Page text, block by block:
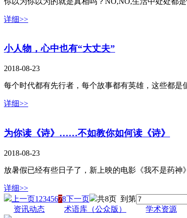
详细>>
小人物，心中也有“大丈夫”
2018-08-23
每个时代都有先行者，每个故事都有英雄，这些都
详细>>
为你读《诗》……不如教你如何读《诗》
2018-08-23
放暑假已经有些日子了，新上映的电影《我不是药
详细>>
上一页1 2345678下一页 共8页 到第
资讯动态
术语库（公众版） 学术资源